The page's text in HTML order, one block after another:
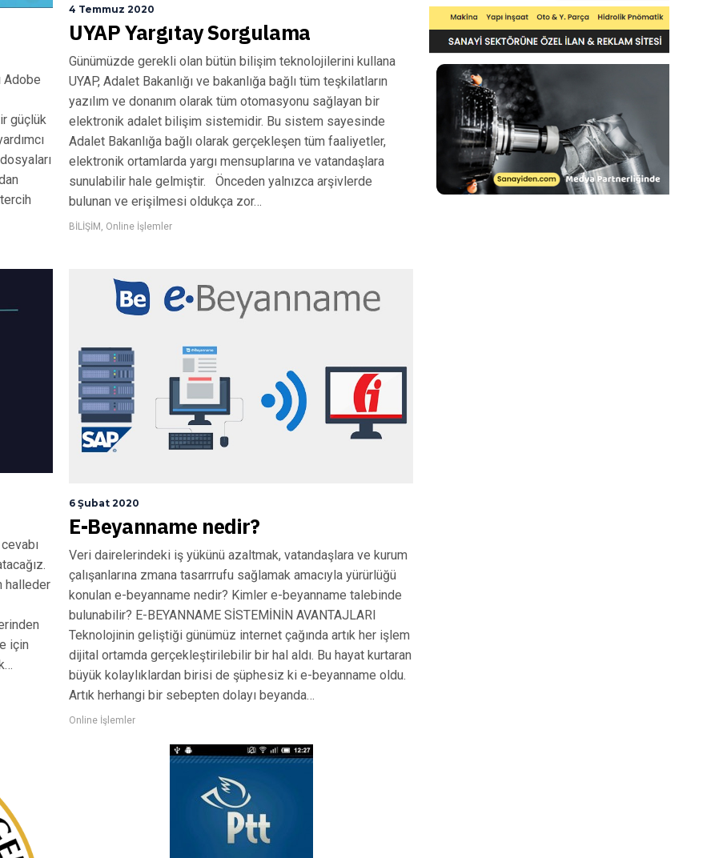
Adobe
güçlük
4 Temmuz 2020
UYAP Yargıtay Sorgulama
Günümüzde gerekli olan bütün bilişim teknolojilerini kullana
UYAP, Adalet Bakanlığı ve bakanlığa bağlı tüm teşkilatların
yazılım ve donanım olarak tüm otomasyonu sağlayan bir
elektronik adalet bilişim sistemidir. Bu sistem sayesinde
Adalet Bakanlığa bağlı olarak gerçekleşen tüm faaliyetler,
elektronik ortamlarda yargı mensuplarına ve vatandaşlara
sunulabilir hale gelmiştir. Önceden yalnızca arşivlerde
bulunan ve erişilmesi oldukça zor…
BİLİŞİM , Online İşlemler
halleder
için
6 Şubat 2020
E-Beyanname nedir?
Veri dairelerindeki iş yükünü azaltmak, vatandaşlara ve kurum
çalışanlarına zmana tasarrrufu sağlamak amacıyla yürürlüğü
konulan e-beyanname nedir? Kimler e-beyanname talebinde
bulunabilir? E-BEYANNAME SİSTEMİNİN AVANTAJLARI
Teknolojinin geliştiği günümüz internet çağında artık her işlem
dijital ortamda gerçekleştirilebilir bir hal aldı. Bu hayat kurtaran
büyük kolaylıklardan birisi de şüphesiz ki e-beyanname oldu.
Artık herhangi bir sebepten dolayı beyanda…
Online İşlemler